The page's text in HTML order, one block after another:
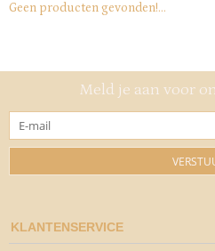
Geen producten gevonden!...
Meld je aan voor
KLANTENSERVICE